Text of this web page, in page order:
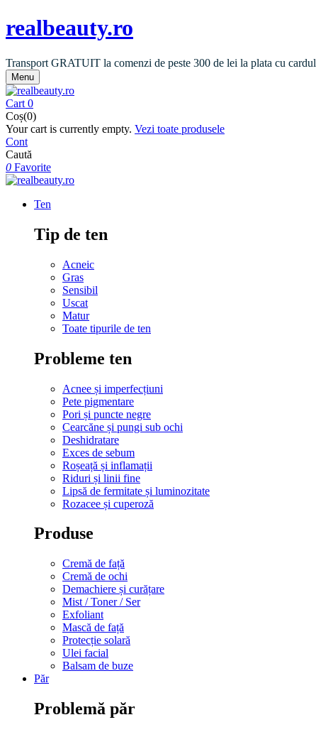
realbeauty.ro
Transport GRATUIT la comenzi de peste 300 de lei la plata cu cardul
Menu
Cart 0
Coș(0)
Your cart is currently empty. Vezi toate produsele
Cont
Caută
0 Favorite
Ten
Tip de ten
Acneic
Gras
Sensibil
Uscat
Matur
Toate tipurile de ten
Probleme ten
Acnee și imperfecțiuni
Pete pigmentare
Pori și puncte negre
Cearcăne și pungi sub ochi
Deshidratare
Exces de sebum
Roșeață și inflamații
Riduri și linii fine
Lipsă de fermitate și luminozitate
Rozacee și cuperoză
Produse
Cremă de față
Cremă de ochi
Demachiere și curățare
Mist / Toner / Ser
Exfoliant
Mască de față
Protecție solară
Ulei facial
Balsam de buze
Păr
Problemă păr